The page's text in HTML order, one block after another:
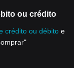
ou crédito
crédito ou débito e